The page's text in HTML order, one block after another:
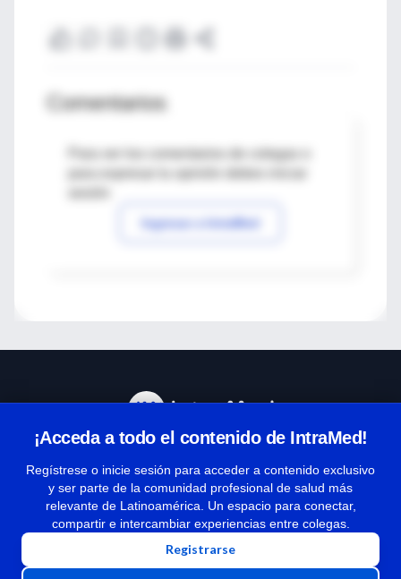
Comentarios
Para ver los comentarios de colegas o
Ingresar a IntraMed
¡Acceda a todo el contenido de IntraMed!
Regístrese o inicie sesión para acceder a contenido exclusivo
y ser parte de la comunidad profesional de salud más
relevante de Latinoamérica. Un espacio para conectar,
compartir e intercambiar experiencias entre colegas.
Registrarse
Términos y condiciones
| Políticas de privacidad
| Todos los derechos reservados | Copyright 1997-2026